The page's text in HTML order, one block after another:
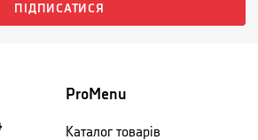
ПІДПИСАТИСЯ
ProMenu
Каталог товарів